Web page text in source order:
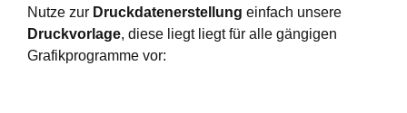
Nutze zur Druckdatenerstellung einfach unsere
Druckvorlage, diese liegt liegt für alle gängigen
Grafikprogramme vor: